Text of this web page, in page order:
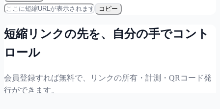
コピー
短縮リンクの先を、自分の手でコント
ロール
会員登録すれば無料で、リンクの所有・計測・QRコード発
行ができます。